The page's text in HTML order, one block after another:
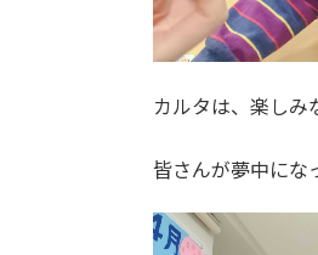
カルタは、楽しみ
皆さんが夢中にな